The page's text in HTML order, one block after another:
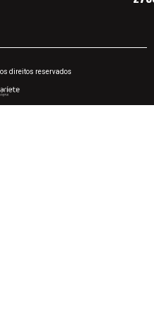
direitos reservados